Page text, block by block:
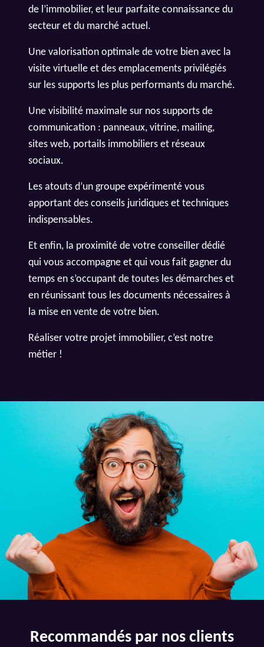
de l’immobilier, et leur parfaite connaissance du
secteur et du marché actuel.
Une valorisation optimale de votre bien avec la
visite virtuelle et des emplacements privilégiés
sur les supports les plus performants du marché.
Une visibilité maximale sur nos supports de
communication : panneaux, vitrine, mailing,
sites web, portails immobiliers et réseaux
sociaux.
Les atouts d’un groupe expérimenté vous
apportant des conseils juridiques et techniques
indispensables.
Et enfin, la proximité de votre conseiller dédié
qui vous accompagne et qui vous fait gagner du
temps en s’occupant de toutes les démarches et
en réunissant tous les documents nécessaires à
la mise en vente de votre bien.
Réaliser votre projet immobilier, c’est notre
métier !
Recommandés par nos clients